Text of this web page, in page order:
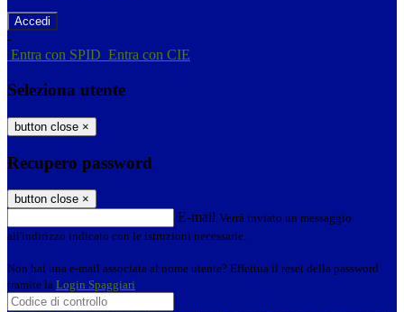
-
Entra con SPID Entra con CIE
Seleziona utente
button close ×
Recupero password
button close ×
E-mail Verrà inviato un messaggio
all'indirizzo indicato con le istruzioni necessarie.
Non hai una e-mail associata al nome utente? Effettua il reset della password
tramite la Login Spaggiari